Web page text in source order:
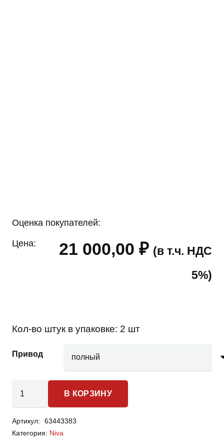
Оценка покупателей:
Цена: 21 000,00 ₽ (в т.ч. НДС
5%)
Кол-во штук в упаковке: 2 шт
Привод
товара
Niva
-
В КОРЗИНУ
Артикул:
63443383
Категория: Niva